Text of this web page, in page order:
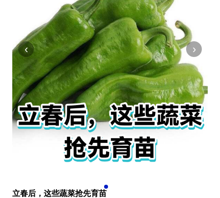
‹ ›
立春后，这些蔬菜抢先育苗